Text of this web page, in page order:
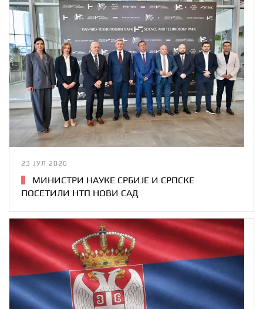
23 ЈУЛ 2026
МИНИСТРИ НАУКЕ СРБИЈЕ И СРПСКЕ
ПОСЕТИЛИ НТП НОВИ САД